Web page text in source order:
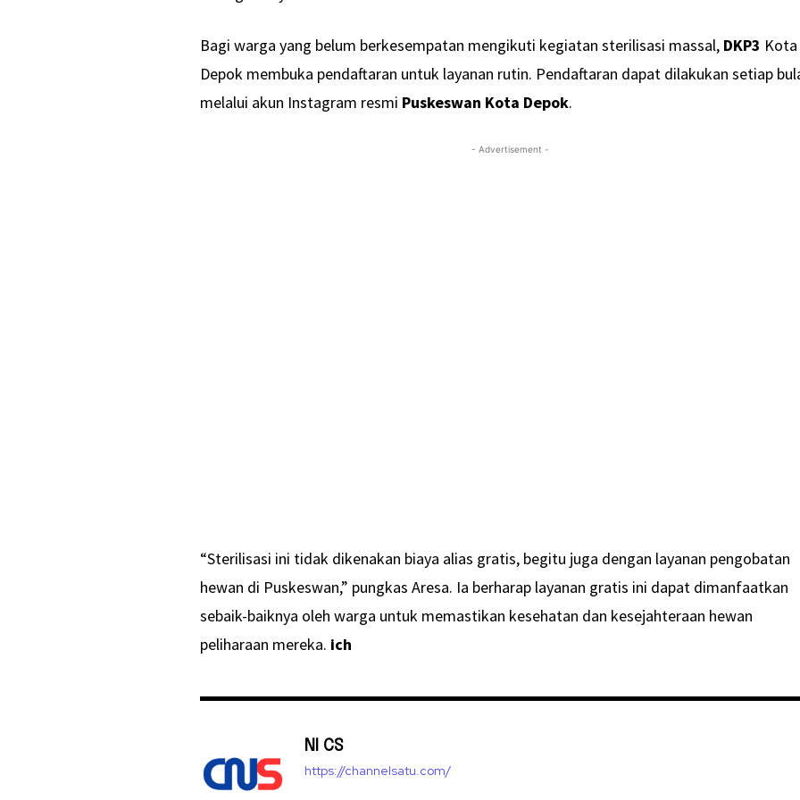
Bagi warga yang belum berkesempatan mengikuti kegiatan sterilisasi massal, DKP3 Kota
Depok membuka pendaftaran untuk layanan rutin. Pendaftaran dapat dilakukan setiap
melalui akun Instagram resmi Puskeswan Kota Depok.
- Advertisement -
“Sterilisasi ini tidak dikenakan biaya alias gratis, begitu juga dengan layanan pengobatan
hewan di Puskeswan,” pungkas Aresa. Ia berharap layanan gratis ini dapat dimanfaatkan
sebaik-baiknya oleh warga untuk memastikan kesehatan dan kesejahteraan hewan
peliharaan mereka. ich
NI CS
https://channelsatu.com/